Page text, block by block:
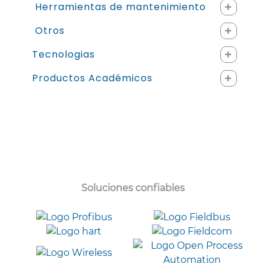
Herramientas de mantenimiento
Otros
Tecnologias
Productos Académicos
Soluciones confiables